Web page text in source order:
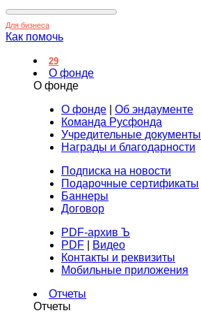
Для бизнеса
Как помочь
29
О фонде
О фонде
О фонде
Об эндаументе
Команда Русфонда
Учредительные документы
Награды и благодарности
Подписка на новости
Подарочные сертификаты
Баннеры
Договор
PDF-архив Ъ
PDF
Видео
Контакты и реквизиты
Мобильные приложения
Отчеты
Отчеты